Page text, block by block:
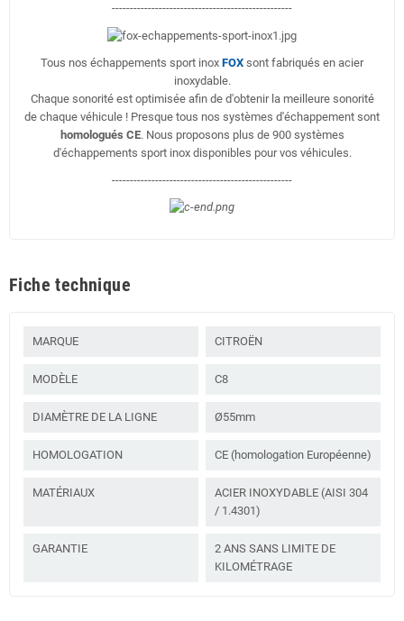
--------------------------------------------------
Tous nos échappements sport inox FOX sont fabriqués en acier
inoxydable.
Chaque sonorité est optimisée afin de d'obtenir la meilleure sonorité
de chaque véhicule ! Presque tous nos systèmes d'échappement sont
homologués CE. Nous proposons plus de 900 systèmes
d'échappements sport inox disponibles pour vos véhicules.
--------------------------------------------------
Fiche technique
MARQUE CITROËN
MODÈLE C8
DIAMÈTRE DE LA LIGNE Ø55mm
HOMOLOGATION CE (homologation Européenne)
MATÉRIAUX
ACIER INOXYDABLE (AISI 304
/ 1.4301)
GARANTIE
2 ANS SANS LIMITE DE
KILOMÉTRAGE